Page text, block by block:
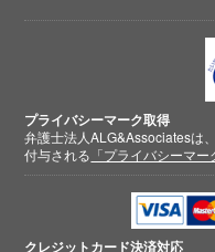
プライバシーマーク取得
弁護士法人ALG&Associatesは
付与される 「プライバシーマー
クレジットカード決済対応